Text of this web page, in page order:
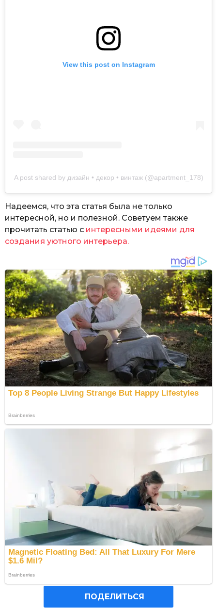
View this post on Instagram
A post shared by дизайн • декор • винтаж (@apartment_178)
Надеемся, что эта статья была не только
интересной, но и полезной. Советуем также
прочитать статью с интересными идеями для
создания уютного интерьера.
ПОДЕЛИТЬСЯ